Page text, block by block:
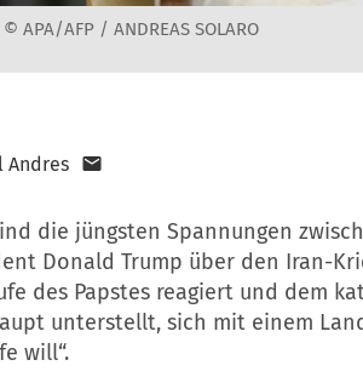
APA/AFP / ANDREAS SOLARO
Andres
die jüngsten Spannungen
Donald Trump über den Iran-
des Papstes reagiert und dem
unterstellt, sich mit einem
will“.